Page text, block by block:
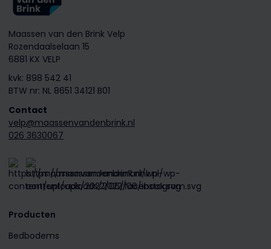
Maassen van den Brink Velp
Rozendaalselaan 15
6881 KX VELP
kvk: 898 542 41
BTW nr: NL 8651 34121 B01
Contact
velp@maassenvandenbrink.nl
026 3630067
Producten
Bedbodems